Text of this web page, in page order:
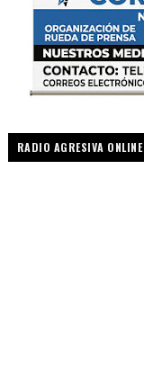
RADIO AGRESIVA ONLINE